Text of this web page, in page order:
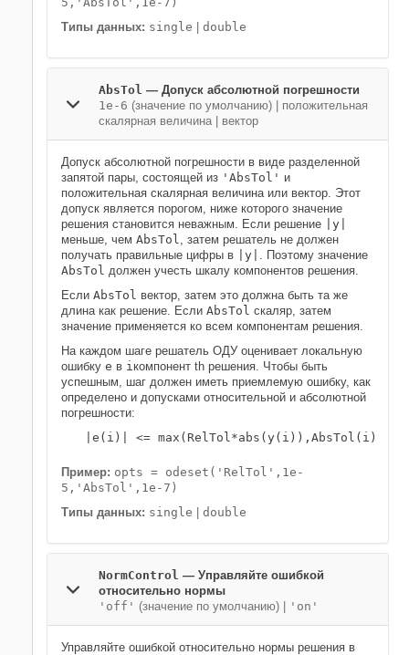
Типы данных: single double
AbsTol — Допуск абсолютной погрешности
1e-6 (значение по умолчанию) | положительная
скалярная величина
вектор
Допуск абсолютной погрешности в виде разделенной
запятой пары, состоящей из 'AbsTol' и
положительная скалярная величина или вектор. Этот
допуск является порогом, ниже которого значение
решения становится неважным. Если решение
|y|
меньше, чем AbsTol, затем решатель не должен
получать правильные цифры в
|y| . Поэтому значение
AbsTol должен учесть шкалу компонентов решения.
Если AbsTol вектор, затем это должна быть та же
длина как решение. Если AbsTol скаляр, затем
значение применяется ко всем компонентам решения.
На каждом шаге решатель ОДУ оценивает локальную
ошибку e в iкомпонент th решения. Чтобы быть
успешным, шаг должен иметь приемлемую ошибку, как
определено и допусками относительной и абсолютной
погрешности:
|e(i)| <= max(RelTol*abs(y(i)),AbsTol(i))
Пример: opts = odeset('RelTol',1e-
5,'AbsTol',1e-7)
Типы данных: single double
NormControl — Управляйте ошибкой
относительно нормы
'off' (значение по умолчанию) | 'on'
Управляйте ошибкой относительно нормы решения в